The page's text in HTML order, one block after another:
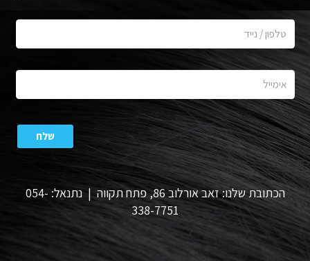
הכתובת שלנו: זאב אורלוב 86, פתח תקווה | נתנאל: 054-
338-7751